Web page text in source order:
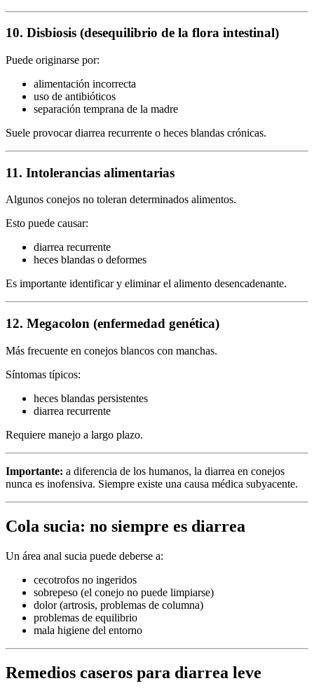
10. Disbiosis (desequilibrio de la flora intestinal)
Puede originarse por:
alimentación incorrecta
uso de antibióticos
separación temprana de la madre
Suele provocar diarrea recurrente o heces blandas crónicas.
11. Intolerancias alimentarias
Algunos conejos no toleran determinados alimentos.
Esto puede causar:
diarrea recurrente
heces blandas o deformes
Es importante identificar y eliminar el alimento desencadenante.
12. Megacolon (enfermedad genética)
Más frecuente en conejos blancos con manchas.
Síntomas típicos:
heces blandas persistentes
diarrea recurrente
Requiere manejo a largo plazo.
Importante: a diferencia de los humanos, la diarrea en conejos
nunca es inofensiva. Siempre existe una causa médica subyacente.
Cola sucia: no siempre es diarrea
Un área anal sucia puede deberse a:
cecotrofos no ingeridos
sobrepeso (el conejo no puede limpiarse)
dolor (artrosis, problemas de columna)
problemas de equilibrio
mala higiene del entorno
Remedios caseros para diarrea leve